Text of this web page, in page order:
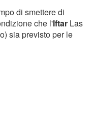
di smettere di
che l'Iftar Las
sia previsto per le